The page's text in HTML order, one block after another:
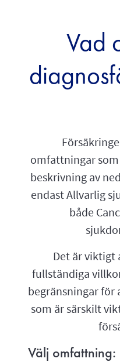
Vad
omfattningar
beskrivning av
endast Allvarlig
både
Det är viktigt
fullständiga
begränsningar för
som är särskilt
Välj omfattning: